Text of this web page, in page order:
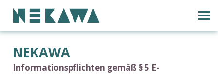
NEKAWA
Informationspflichten gemäß § 5 E-